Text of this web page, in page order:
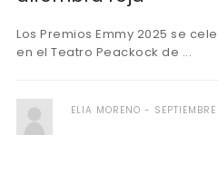
Los Premios Emmy 2025 se
en el Teatro Peackock de ...
ELIA MORENO